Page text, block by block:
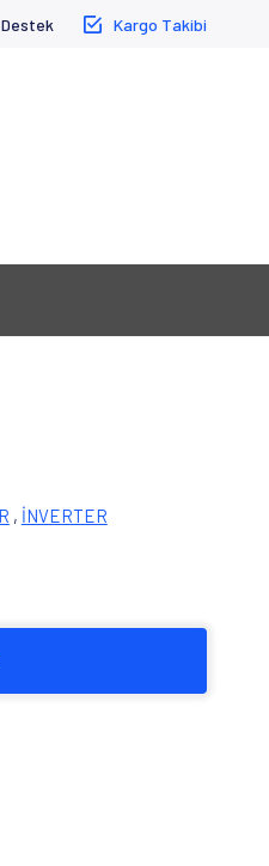
Destek Kargo Takibi
, İNVERTER